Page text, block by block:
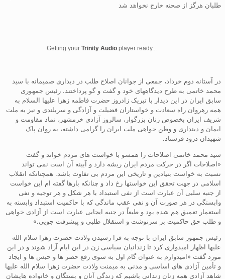
طلبان هرگز از صحنه خارج نخواهد شد
Getting your Trinity Audio player ready...
در آستانه دوم خرداد، جمعی از جوانان اصلاح طلب در دیداری صمیمانه با سید
محمد خاتمی به طرح دیدگاههای خود و گفت و گو پرداختند. رئیس جمهوری
سابق ایران در این دیدار با تبریک زادروز حضرت فاطمه زهرا علیها السلام به
همه رهروان راه سعادت و خواستاران فضیلت و آزادگی و سربلندی و نیز به ملت
شریف ایران بخصوص زنان بزرگوار، سالروز آزادی خرمشهر، نماد مقاومت و
ایمان و دینداری و وطن خواهی ملت ایران را گرامی داشته، به روان پاک
شهیدان درود فرستاد.
سید محمد خاتمی اصلاحات را همسو با خواست های مردم خواند و گفت
«اصلاحات اگر در حرکت مردم ایران ریشه دارد و آیینه آن است نمی تواند
نسبت به خواست بنیادین و تاریخی این مردم بی تفاوت باشد. همچنانکه انقلاب
اسلامی در جهت تحقق این خواستها رخ داد و چنانکه بارها گفته ام این خواست
از جنبه سلبی آن عبارت است از نفی استبداد با هر شکل و هر توجیه و نفی
وابستگی در هر صورت آن و نفی عقب ماندگی که با حاکمیت استبداد وابسته به
استعمار تعمیق هم شده بود و طبعاً در جنبه ایجابی عبارت است از آزادی خواهی
و طلب حق حاکمیت بر سرنوشت و استقلال طلبی و پیشرفت جویی.»
رئیس جمهور سابق ایران با توجه به فرا رسیدن ولادت حضرت زهرا سلام الله
علیها اظهار امیدواری کرد تا زندانیان سیاسی زن در این ایام آزاد شوند و در این
مورد گفت «امیدوارم به عنوان گام اول به سوی رفع حصر ها و حبس ها و ایجاد
و تأمین آزادی های اساسی و مدنی به میمنت ولادت حضرت زهرا سلام الله علیها
شاهد آزادی همه زنان زندانی باشیم که زندگی آنان و بستگان و خانواده هایشان